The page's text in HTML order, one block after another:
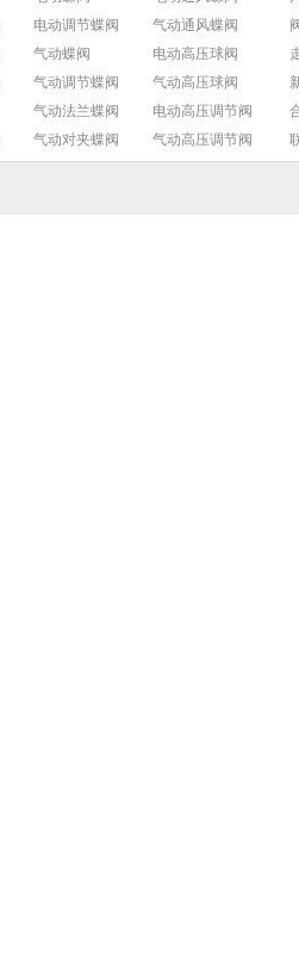
电动调节蝶阀
气动蝶阀
气动调节蝶阀
气动法兰蝶阀
气动对夹蝶阀
气动通风蝶阀
电动高压球阀
气动高压球阀
电动高压调节阀
气动高压调节阀